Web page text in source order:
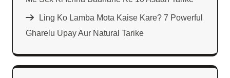
Ling Ko Lamba Mota Kaise Kare? 7 Powerful
Gharelu Upay Aur Natural Tarike